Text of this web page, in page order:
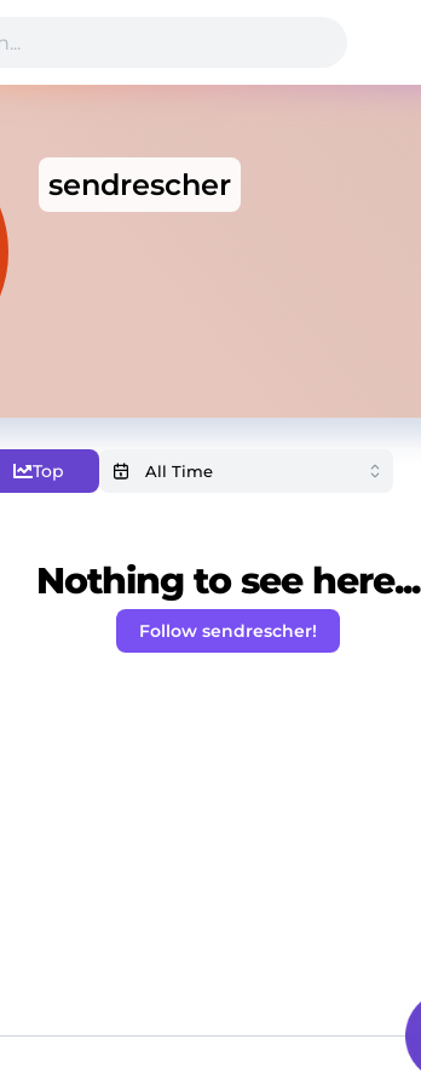
sendrescher
Top
Nothing to see here...
Follow sendrescher!